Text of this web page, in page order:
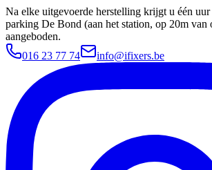
Na elke uitgevoerde herstelling krijgt u één
parking De Bond (aan het station, op 20m van
aangeboden.
016 23 77 74
info@ifixers.be